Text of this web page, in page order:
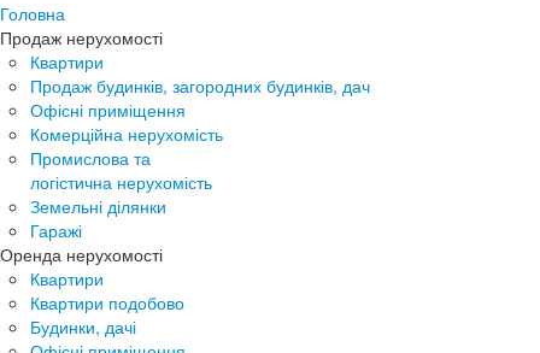
Головна
Продаж нерухомості
Квартири
Продаж будинків, загородних будинків, дач
Офісні приміщення
Комерційна нерухомість
Промислова та
логістична нерухомість
Земельні ділянки
Гаражі
Оренда нерухомості
Квартири
Квартири подобово
Будинки, дачі